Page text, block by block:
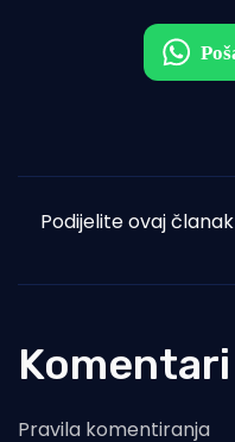
Podijelite ovaj članak
Komentari
Pravila komentiranja